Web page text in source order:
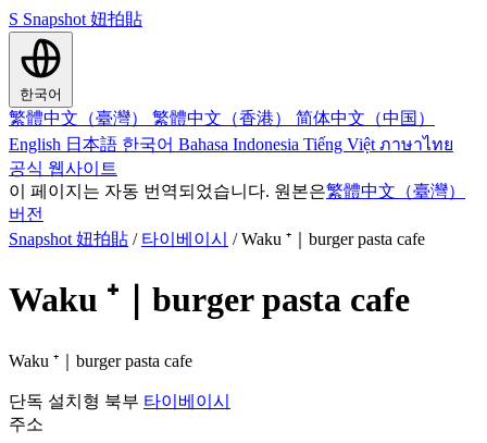
S Snapshot 妞拍貼
한국어
繁體中文（臺灣） 繁體中文（香港） 简体中文（中国）
English 日本語 한국어 Bahasa Indonesia Tiếng Việt ภาษาไทย
공식 웹사이트
이 페이지는 자동 번역되었습니다. 원본은繁體中文（臺灣）
버전
Snapshot 妞拍貼 / 타이베이시 / Waku ⁺｜burger pasta cafe
Waku ⁺｜burger pasta cafe
Waku ⁺｜burger pasta cafe
단독 설치형 북부 타이베이시
주소